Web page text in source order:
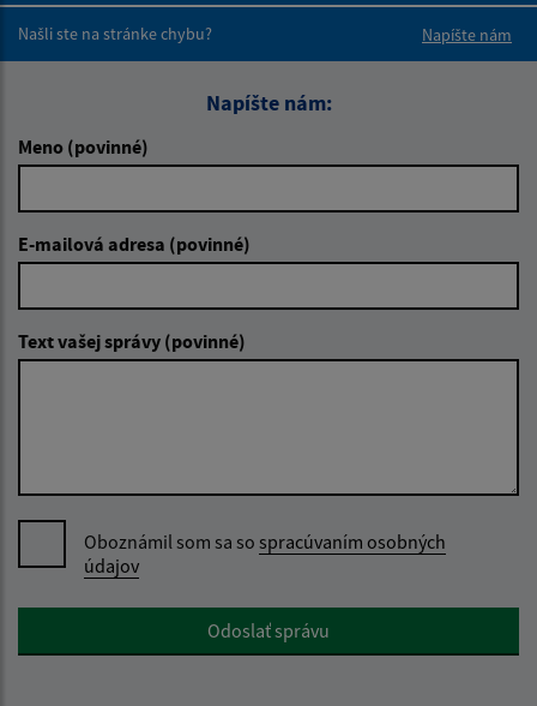
Našli ste na stránke chybu?
Napíšte nám
Napíšte nám:
Meno (povinné)
E-mailová adresa (povinné)
Text vašej správy (povinné)
Oboznámil som sa so spracúvaním osobných
údajov
Google reCaptcha ResponseOdoslať správu